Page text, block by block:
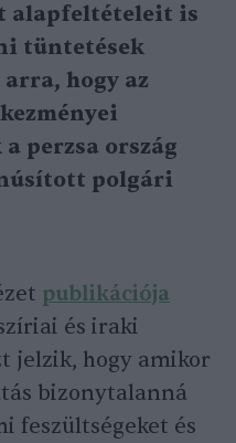
alapfeltételeit is
tüntetések
hogy az
perzsa ország
polgári
publikációja
és iraki
jelzik, hogy amikor
bizonytalanná
feszültségeket és